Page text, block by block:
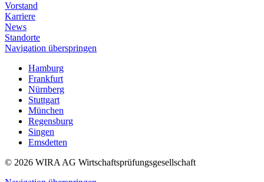
Vorstand
Karriere
News
Standorte
Navigation überspringen
Hamburg
Frankfurt
Nürnberg
Stuttgart
München
Regensburg
Singen
Emsdetten
© 2026 WIRA AG Wirtschaftsprüfungsgesellschaft